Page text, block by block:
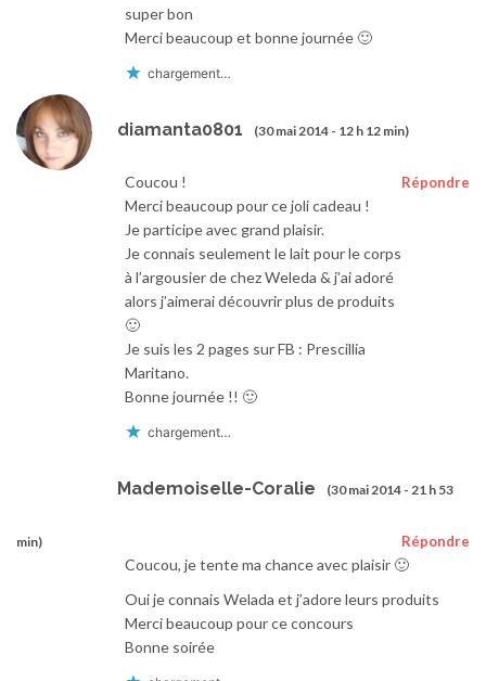
super bon
Merci beaucoup et bonne journée 🙂
chargement…
diamanta0801 (30 mai 2014 - 12 h 12 min)
Répondre
Coucou !
Merci beaucoup pour ce joli cadeau !
Je participe avec grand plaisir.
Je connais seulement le lait pour le corps
à l’argousier de chez Weleda & j’ai adoré
alors j’aimerai découvrir plus de produits
🙂
Je suis les 2 pages sur FB : Prescillia
Maritano.
Bonne journée !! 🙂
chargement…
Mademoiselle-Coralie (30 mai 2014 - 21 h 53
min) Répondre
Coucou, je tente ma chance avec plaisir 🙂
Oui je connais Welada et j’adore leurs produits
Merci beaucoup pour ce concours
Bonne soirée